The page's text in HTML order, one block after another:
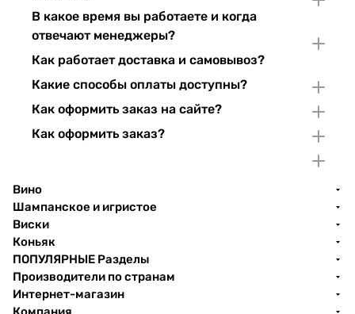
В какое время вы работаете и когда
отвечают менеджеры?
Как работает доставка и самовывоз?
Какие способы оплаты доступны?
Как оформить заказ на сайте?
Как оформить заказ?
Вино
Шампанское и игристое
Виски
Коньяк
ПОПУЛЯРНЫЕ Разделы
Производители по странам
Интернет-магазин